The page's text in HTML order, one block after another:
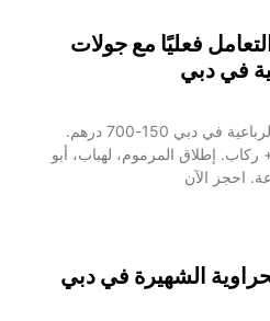
فعليًا مع جولات
في دبي
2026: أسعار جولات الدراجات الرباعية في دبي 150-700 درهم.
0-2 معسكر أساسي، 3+ ركاب. إطلاق المرموم، لهباب، أبو
الشهيرة في دبي